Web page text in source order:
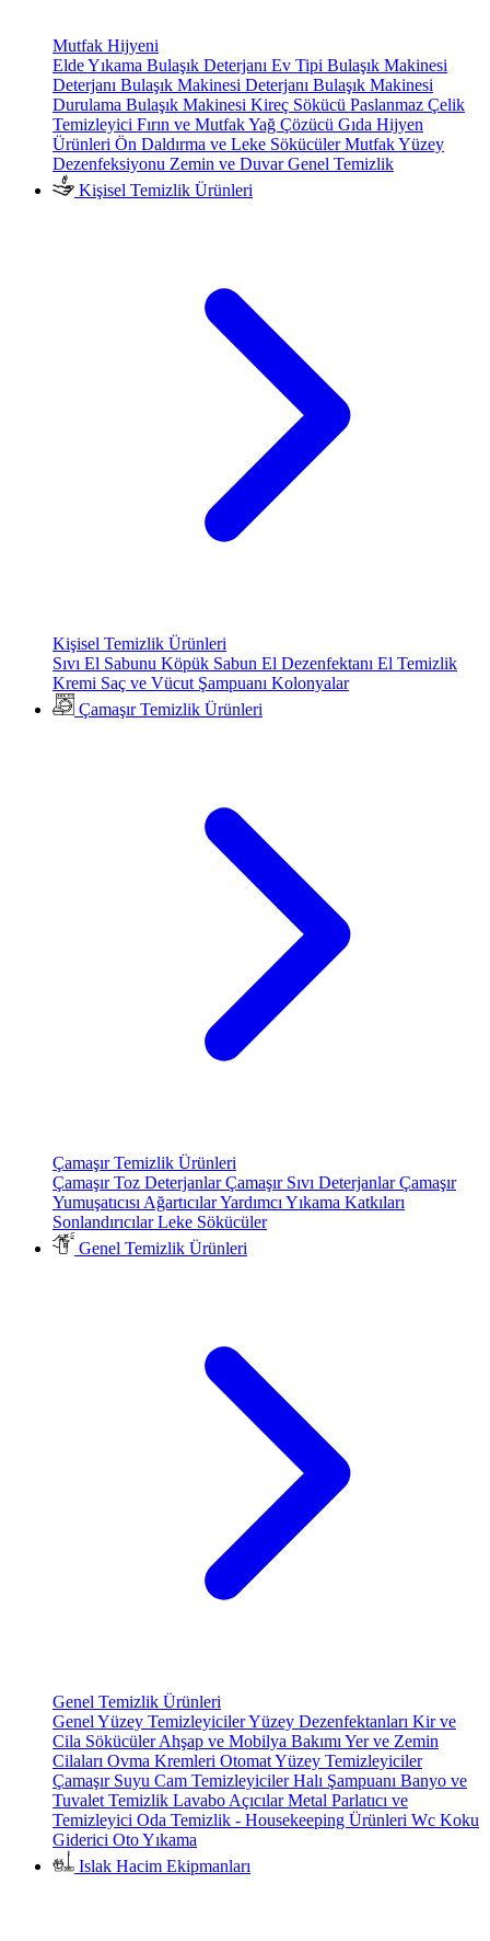
Mutfak Hijyeni
Elde Yıkama Bulaşık Deterjanı Ev Tipi Bulaşık Makinesi
Deterjanı Bulaşık Makinesi Deterjanı Bulaşık Makinesi
Durulama Bulaşık Makinesi Kireç Sökücü Paslanmaz Çelik
Temizleyici Fırın ve Mutfak Yağ Çözücü Gıda Hijyen
Ürünleri Ön Daldırma ve Leke SökücülerMutfak Yüzey
Dezenfeksiyonu Zemin ve Duvar Genel Temizlik
Kişisel Temizlik Ürünleri
Kişisel Temizlik Ürünleri
Sıvı El Sabunu Köpük Sabun El Dezenfektanı El Temizlik
Kremi Saç ve Vücut Şampuanı Kolonyalar
Çamaşır Temizlik Ürünleri
Çamaşır Temizlik Ürünleri
Çamaşır Toz DeterjanlarÇamaşır Sıvı DeterjanlarÇamaşır
Yumuşatıcısı AğartıcılarYardımcı Yıkama Katkıları
SonlandırıcılarLeke Sökücüler
Genel Temizlik Ürünleri
Genel Temizlik Ürünleri
Genel Yüzey TemizleyicilerYüzey Dezenfektanları Kir ve
Cila SökücülerAhşap ve Mobilya Bakımı Yer ve Zemin
Cilaları Ovma Kremleri Otomat Yüzey Temizleyiciler
Çamaşır Suyu Cam TemizleyicilerHalı Şampuanı Banyo ve
Tuvalet Temizlik Lavabo AçıcılarMetal Parlatıcı ve
Temizleyici Oda Temizlik - Housekeeping Ürünleri Wc Koku
Giderici Oto Yıkama
Islak Hacim Ekipmanları